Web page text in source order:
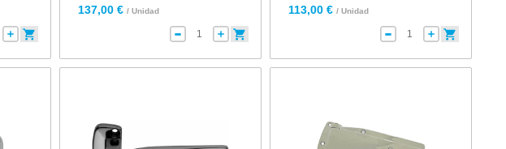
137,00 € / Unidad 113,00 € / Unidad